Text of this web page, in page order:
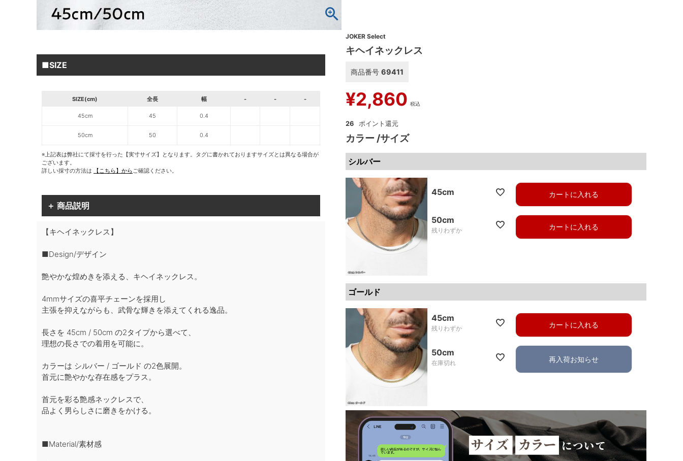
■SIZE
SIZE(cm) 全長 幅 - - -
45cm 45 0.4
50cm 50 0.4
※上記表は弊社にて採寸を行った【実寸サイズ】となります。タグに書かれておりますサイズとは異なる場合が
ございます。
詳しい採寸の方法は
【こちら】からご確認ください。
＋ 商品説明
【キヘイネックレス】
■Design/デザイン
艶やかな煌めきを添える、キヘイネックレス。
4mmサイズの喜平チェーンを採用し
主張を抑えながらも、武骨な輝きを添えてくれる逸品。
長さを 45cm / 50cm の2タイプから選べて、
理想の長さでの着用を可能に。
カラーは シルバー / ゴールド の2色展開。
首元に艶やかな存在感をプラス。
首元を彩る艶感ネックレスで、
品よく男らしさに磨きをかける。
■Material/素材感
JOKER Select
キヘイネックレス
商品番号 69411
¥2,860 税込
26
カラー サイズ
シルバー
45cm カートに入れる
50cm
残りわずか カートに入れる
ゴールド
45cm
残りわずか カートに入れる
50cm
在庫切れ 再入荷お知らせ